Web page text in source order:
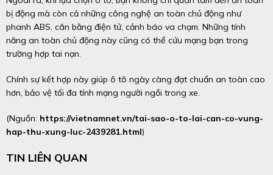
bị động mà còn cả những công nghệ an toàn chủ động như
phanh ABS, cân bằng điện tử, cảnh báo va chạm. Những tính
năng an toàn chủ động này cũng có thể cứu mạng bạn trong
trường hợp tai nạn.
Chính sự kết hợp này giúp ô tô ngày càng đạt chuẩn an toàn cao
hơn, bảo vệ tối đa tính mạng người ngồi trong xe.
(Nguồn: https://vietnamnet.vn/tai-sao-o-to-lai-can-co-vung-
hap-thu-xung-luc-2439281.html)
TIN LIÊN QUAN